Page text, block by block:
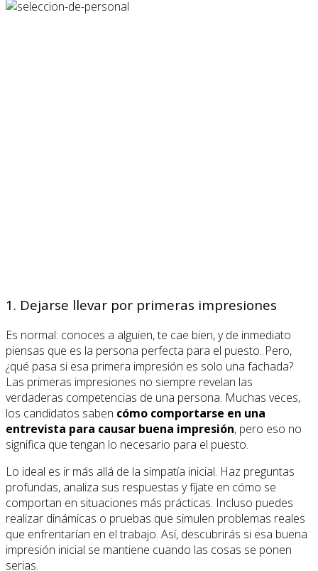
1. Dejarse llevar por primeras impresiones
Es normal: conoces a alguien, te cae bien, y de inmediato
piensas que es la persona perfecta para el puesto. Pero,
¿qué pasa si esa primera impresión es solo una fachada?
Las primeras impresiones no siempre revelan las
verdaderas competencias de una persona. Muchas veces,
los candidatos saben cómo comportarse en una
entrevista para causar buena impresión, pero eso no
significa que tengan lo necesario para el puesto.
Lo ideal es ir más allá de la simpatía inicial. Haz preguntas
profundas, analiza sus respuestas y fíjate en cómo se
comportan en situaciones más prácticas. Incluso puedes
realizar dinámicas o pruebas que simulen problemas reales
que enfrentarían en el trabajo. Así, descubrirás si esa buena
impresión inicial se mantiene cuando las cosas se ponen
serias.